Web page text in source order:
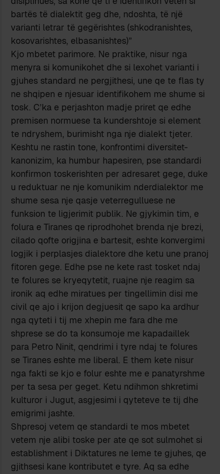
bartës të dialektit geg dhe, ndoshta, të një
varianti letrar të gegërishtes (shkodranishtes,
kosovarishtes, elbasanishtes)”
Kjo mbetet parimore. Ne praktike, nisur nga
menyra si komunikohet dhe si lexohet varianti i
gjuhes standard ne pergjithesi, une qe te flas ty
ne shqipen e njesuar identifikohem me shume si
tosk. C’ka e perjashton madje priret qe edhe
premisen normuese ta kundershtoje si element
te ndryshem, burimisht nga nje dialekt tjeter.
Keshtu ne rastin tone, konfrontimi diversitet-
kanonizim, ka humbur hapesiren, pse standardi
konfirmon toskerishten per adresaret gege, duke
u reduktuar ne nje komunikim nderdialektor me
shume sesa nje qasje veterregulluese ne
funksion te ligjerimit publik. Ne gjykimin tim, e
folura e Tiranes qe riprodhohet brenda nje brezi,
cilado qofte origjina e bartesit, eshte konvergimi
logjik i perplasjes dialektore dhe ketu une pranoj
fitoren gege. Edhe pse ne kete rast tosket ndaj
te folures se kryeqytetit, ruajne nje reagim sa
ironik aq edhe miratues per tingellimin disi me
civil qe ajo i krijon degjuesit qe sapo ka ardhur
nga qyteti i tij me xhepin me fara dhe me
shprese se do ta konsumoje me kapadaillek
para Petro Ninit, qendrimi i tyre ndaj te folures
se Tiranes eshte me liberal. E them kete nisur
nga fakti se kjo e folur eshte me e panatyrshme
per ta sesa per geget. Ketu ndihmon shkretimi
kulturor i Jugut, asgjesimi i qyteteve te tij dhe
emigrimi jashte.
Shpresoj vetem qe standardi te mos mbetet
vetem nje alibi toske per ate qe sot sulmohet si
establishment i Diktatures ne leme te gjuhes, qe
gjithsesi kane kontributet e tyre. Aq sa edhe